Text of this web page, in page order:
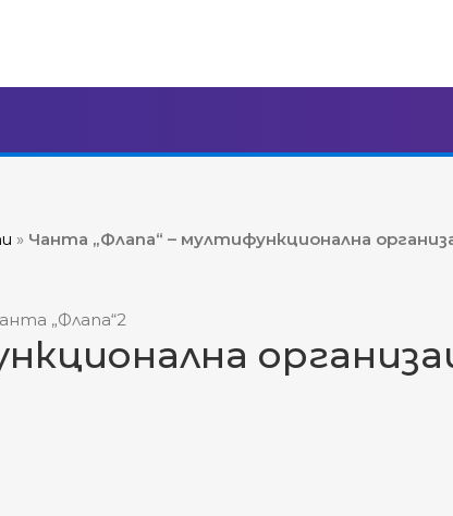
» Чанта „Флапа“ – мултифункционална